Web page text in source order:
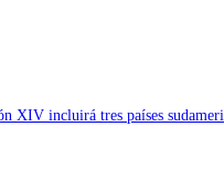
XIV incluirá tres países